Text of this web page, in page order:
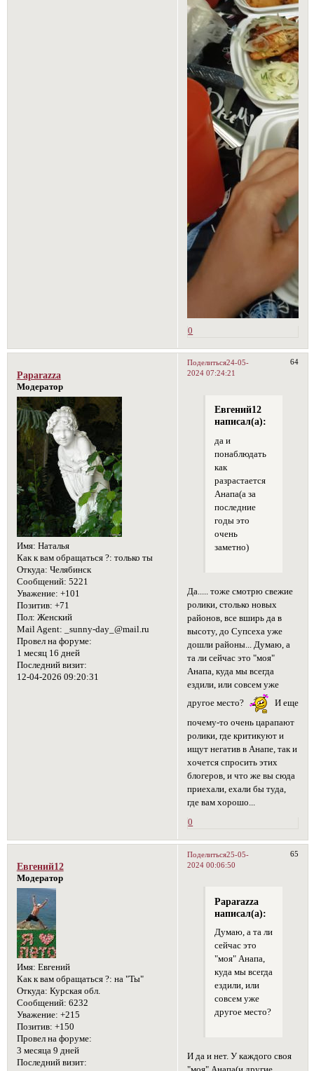
0
Поделиться 64
24-05-
2024 07:24:21
Paparazza
Модератор
Имя: Наталья
Как к вам обращаться ?: только ты
Откуда: Челябинск
Сообщений: 5221
Уважение: +101
Позитив: +71
Пол: Женский
Mail Agent: _sunny-day_@mail.ru
Провел на форуме:
1 месяц 16 дней
Последний визит:
12-04-2026 09:20:31
Евгений12
написал(а):
да и
понаблюдать
как
разрастается
Анапа(а за
последние
годы это
очень
заметно)
Да..... тоже смотрю свежие
ролики, столько новых
районов, все вширь да в
высоту, до Супсеха уже
дошли районы... Думаю, а
та ли сейчас это "моя"
Анапа, куда мы всегда
ездили, или совсем уже
другое место?
И еще
почему-то очень царапают
ролики, где критикуют и
ищут негатив в Анапе, так и
хочется спросить этих
блогеров, и что же вы сюда
приехали, ехали бы туда,
где вам хорошо...
0
Поделиться 65
25-05-
2024 00:06:50
Евгений12
Модератор
Имя: Евгений
Как к вам обращаться ?: на "Ты"
Откуда: Курская обл.
Сообщений: 6232
Уважение: +215
Позитив: +150
Провел на форуме:
3 месяца 9 дней
Последний визит:
Paparazza
написал(а):
Думаю, а та ли
сейчас это
"моя" Анапа,
куда мы всегда
ездили, или
совсем уже
другое место?
И да и нет. У каждого своя